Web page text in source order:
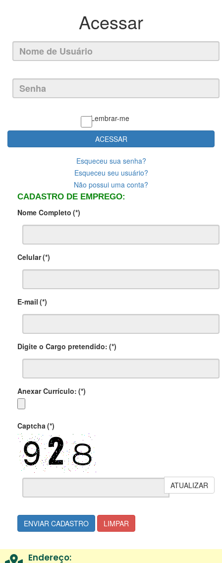
Acessar
Lembrar-me
ACESSAR
Esqueceu sua senha?
Esqueceu seu usuário?
Não possui uma conta?
CADASTRO DE EMPREGO:
Nome Completo (*)
Celular(*)
E-mail (*)
Digite o Cargo pretendido: (*)
Anexar Currículo: (*)
Captcha (*)
ATUALIZAR
ENVIAR CADASTRO LIMPAR
Endereço: